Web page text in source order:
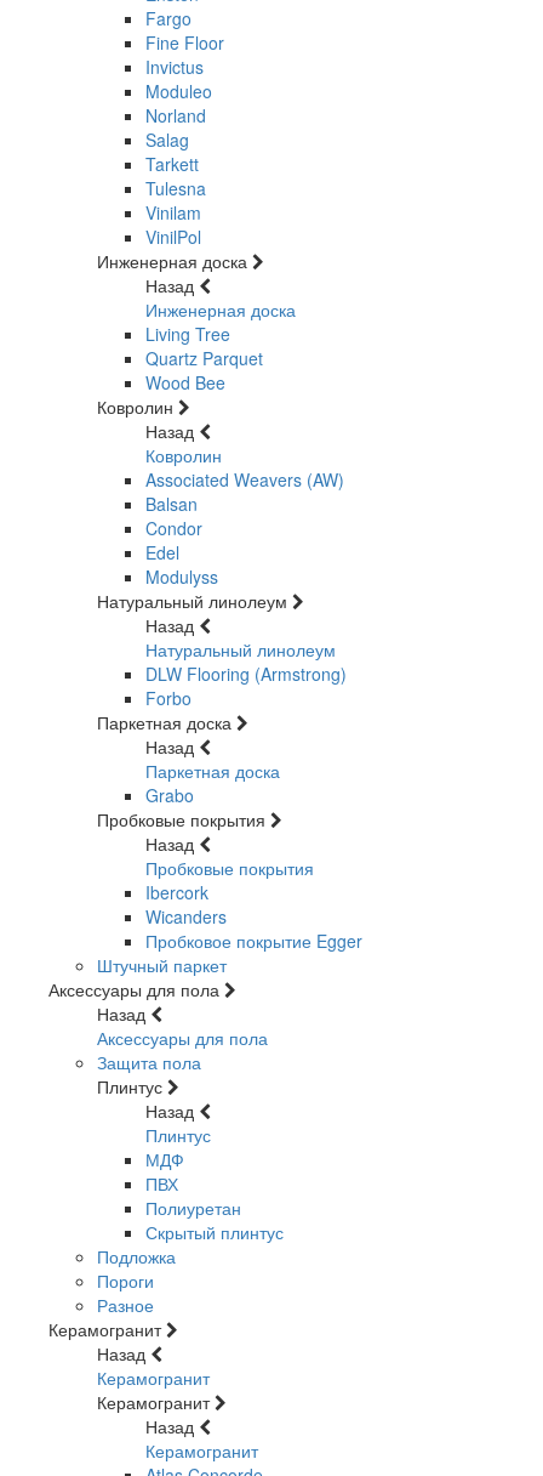
Fargo
Fine Floor
Invictus
Moduleo
Norland
Salag
Tarkett
Tulesna
Vinilam
VinilPol
Инженерная доска
Назад
Инженерная доска
Living Tree
Quartz Parquet
Wood Bee
Ковролин
Назад
Ковролин
Associated Weavers (AW)
Balsan
Condor
Edel
Modulyss
Натуральный линолеум
Назад
Натуральный линолеум
DLW Flooring (Armstrong)
Forbo
Паркетная доска
Назад
Паркетная доска
Grabo
Пробковые покрытия
Назад
Пробковые покрытия
Ibercork
Wicanders
Пробковое покрытие Egger
Штучный паркет
Аксессуары для пола
Назад
Аксессуары для пола
Защита пола
Плинтус
Назад
Плинтус
МДФ
ПВХ
Полиуретан
Скрытый плинтус
Подложка
Пороги
Разное
Керамогранит
Назад
Керамогранит
Керамогранит
Назад
Керамогранит